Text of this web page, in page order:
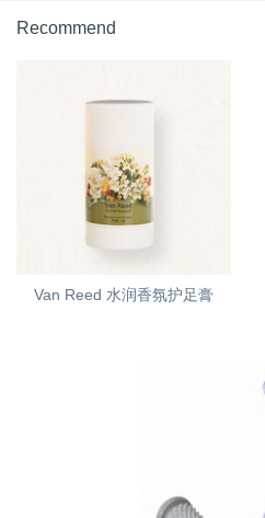
Recommend
Van Reed 水润香氛护足膏